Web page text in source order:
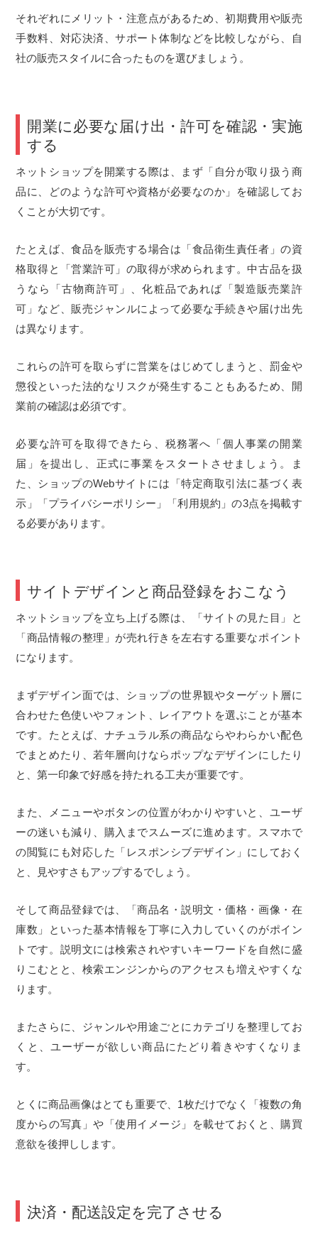
それぞれにメリット・注意点があるため、初期費用や販売
手数料、対応決済、サポート体制などを比較しながら、自
社の販売スタイルに合ったものを選びましょう。
開業に必要な届け出・許可を確認・実施
する
ネットショップを開業する際は、まず「自分が取り扱う商
品に、どのような許可や資格が必要なのか」を確認してお
くことが大切です。
たとえば、食品を販売する場合は「食品衛生責任者」の資
格取得と「営業許可」の取得が求められます。中古品を扱
うなら「古物商許可」、化粧品であれば「製造販売業許
可」など、販売ジャンルによって必要な手続きや届け出先
は異なります。
これらの許可を取らずに営業をはじめてしまうと、罰金や
懲役といった法的なリスクが発生することもあるため、開
業前の確認は必須です。
必要な許可を取得できたら、税務署へ「個人事業の開業
届」を提出し、正式に事業をスタートさせましょう。ま
た、ショップのWebサイトには「特定商取引法に基づく表
示」「プライバシーポリシー」「利用規約」の3点を掲載す
る必要があります。
サイトデザインと商品登録をおこなう
ネットショップを立ち上げる際は、「サイトの見た目」と
「商品情報の整理」が売れ行きを左右する重要なポイント
になります。
まずデザイン面では、ショップの世界観やターゲット層に
合わせた色使いやフォント、レイアウトを選ぶことが基本
です。たとえば、ナチュラル系の商品ならやわらかい配色
でまとめたり、若年層向けならポップなデザインにしたり
と、第一印象で好感を持たれる工夫が重要です。
また、メニューやボタンの位置がわかりやすいと、ユーザ
ーの迷いも減り、購入までスムーズに進めます。スマホで
の閲覧にも対応した「レスポンシブデザイン」にしておく
と、見やすさもアップするでしょう。
そして商品登録では、「商品名・説明文・価格・画像・在
庫数」といった基本情報を丁寧に入力していくのがポイン
トです。説明文には検索されやすいキーワードを自然に盛
りこむとと、検索エンジンからのアクセスも増えやすくな
ります。
またさらに、ジャンルや用途ごとにカテゴリを整理してお
くと、ユーザーが欲しい商品にたどり着きやすくなりま
す。
とくに商品画像はとても重要で、1枚だけでなく「複数の角
度からの写真」や「使用イメージ」を載せておくと、購買
意欲を後押しします。
決済・配送設定を完了させる